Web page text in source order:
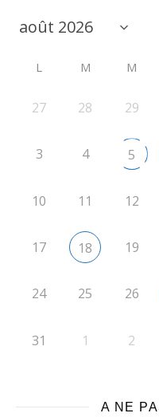
L M M
27 28 29
3 4 5
10 11 12
17 18 19
24 25 26
31 1 2
A NE